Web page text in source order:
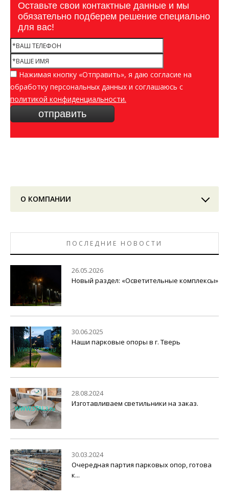
Оставьте свои контактные данные и мы
обязательно подберем решение специально
для вас!
Нажимая кнопку «Отправить», я даю согласие на
обработку персональных данных и соглашаюсь c
политикой конфиденциальности.
О КОМПАНИИ
ПОСЛЕДНИЕ НОВОСТИ
26.05.2026
Новый раздел: «Осветительные комплексы»
30.06.2025
Наши парковые опоры в г. Тверь
28.08.2024
Изготавливаем светильники на заказ.
30.03.2024
Очередная партия парковых опор, готова
к...